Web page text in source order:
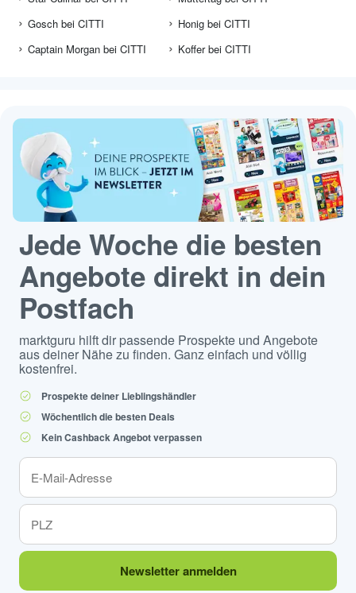
Gosch bei CITTI
Captain Morgan bei CITTI
Honig bei CITTI
Koffer bei CITTI
Jede Woche die besten
Angebote direkt in dein
Postfach
marktguru hilft dir passende Prospekte und Angebote
aus deiner Nähe zu finden. Ganz einfach und völlig
kostenfrei.
Prospekte deiner Lieblingshändler
Wöchentlich die besten Deals
Kein Cashback Angebot verpassen
Newsletter anmelden